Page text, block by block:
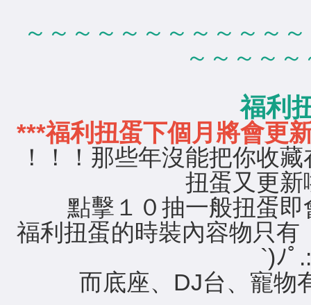
～～～～～～～～～～～
～～～～
福利
***福利扭蛋下個月將會更
！！！那些年沒能把你收
扭蛋又更新
點擊１０抽一般扭蛋
福利扭蛋的時裝內容物只有
`)ﾉﾟ
而底座、DJ台、寵物